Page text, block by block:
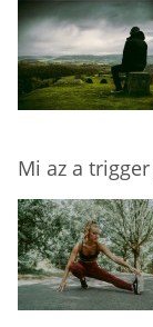
Mi az a